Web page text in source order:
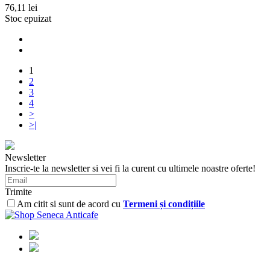
76,11 lei
Stoc epuizat
1
2
3
4
>
>|
Newsletter
Inscrie-te la newsletter si vei fi la curent cu ultimele noastre oferte!
Trimite
Am citit si sunt de acord cu Termeni și condițiile